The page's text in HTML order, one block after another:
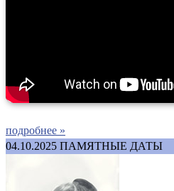
подробнее »
04.10.2025 ПАМЯТНЫЕ ДАТЫ